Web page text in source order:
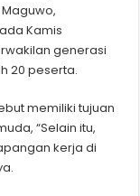
Kamis
generasi
20 peserta.
memiliki tujuan
“Selain itu,
kerja di